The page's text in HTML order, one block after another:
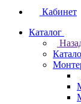
Кабинет
Каталог